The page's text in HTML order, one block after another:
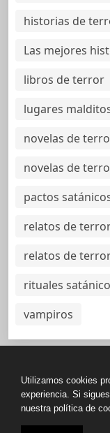
historias de
Las mejores
libros de terror
lugares
novelas de
novelas de
pactos
relatos de
relatos de
rituales
vampiros
Política de
Utilizamos cookies
experiencia. Si
nuestra política de